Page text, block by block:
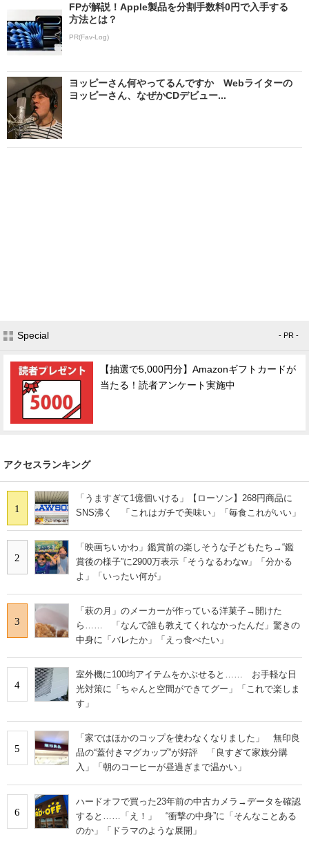
FPが解説！Apple製品を分割手数料0円で入手する
方法とは？
PR(Fav-Log)
ヨッピーさん何やってるんですか Webライターの
ヨッピーさん、なぜかCDデビュー...
Special - PR -
【抽選で5,000円分】Amazonギフトカードが
当たる！読者アンケート実施中
アクセスランキング
1
「うますぎて1億個いける」【ローソン】268円商品に
SNS沸く 「これはガチで美味い」「毎食これがいい」
2
「映画ちいかわ」鑑賞前の楽しそうな子どもたち→“鑑
賞後の様子”に2900万表示「そうなるわなw」「分かる
よ」「いったい何が」
3
「萩の月」のメーカーが作っている洋菓子→開けた
ら…… 「なんで誰も教えてくれなかったんだ」驚きの
中身に「バレたか」「えっ食べたい」
4
室外機に100均アイテムをかぶせると…… お手軽な日
光対策に「ちゃんと空間ができてグー」「これで楽しま
す」
5
「家ではほかのコップを使わなくなりました」 無印良
品の“蓋付きマグカップ”が好評 「良すぎて家族分購
入」「朝のコーヒーが昼過ぎまで温かい」
6
ハードオフで買った23年前の中古カメラ→データを確認
すると……「え！」 “衝撃の中身”に「そんなことある
のか」「ドラマのような展開」